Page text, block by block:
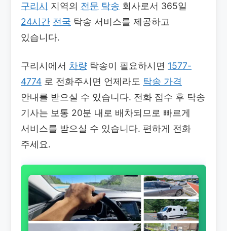
구리시 지역의 전문 탁송 회사로서 365일
24시간 전국 탁송 서비스를 제공하고
있습니다.
구리시에서 차량 탁송이 필요하시면 1577-
4774 로 전화주시면 언제라도 탁송 가격
안내를 받으실 수 있습니다. 전화 접수 후 탁송
기사는 보통 20분 내로 배차되므로 빠르게
서비스를 받으실 수 있습니다. 편하게 전화
주세요.